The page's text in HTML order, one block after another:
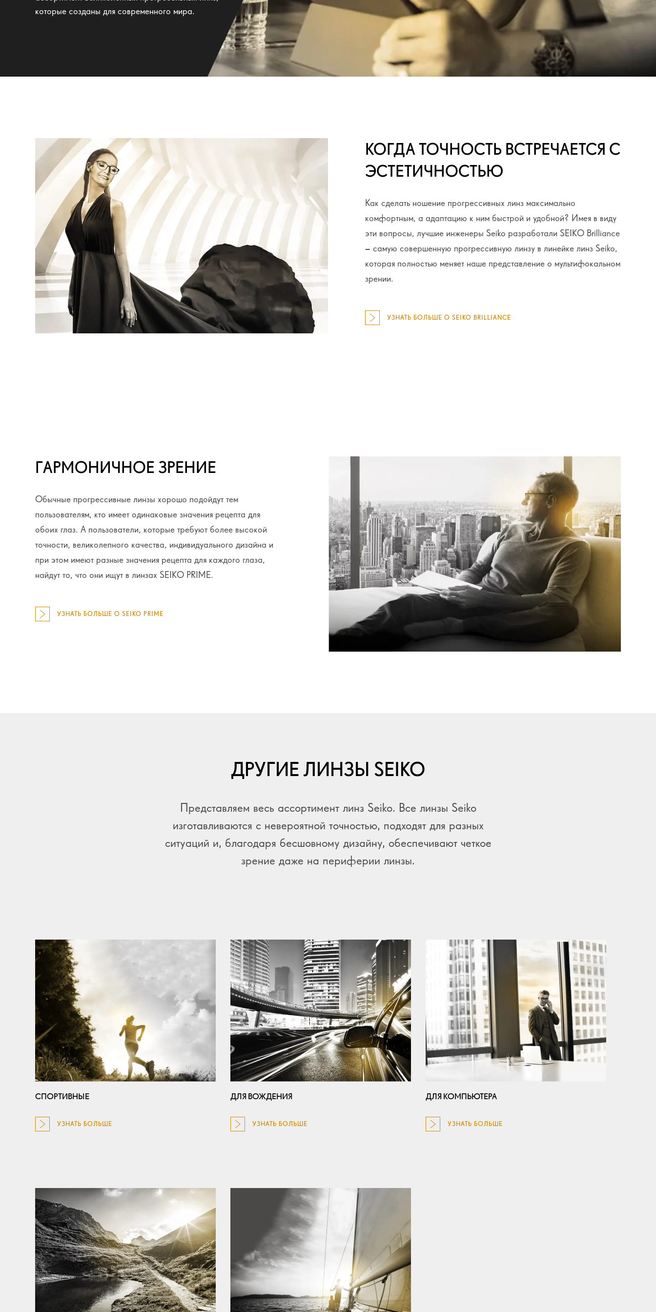
которые созданы для современного мира.
КОГДА ТОЧНОСТЬ ВСТРЕЧАЕТСЯ С
ЭСТЕТИЧНОСТЬЮ
Как сделать ношение прогрессивных линз максимально
комфортным, а адаптацию к ним быстрой и удобной? Имея в виду
эти вопросы, лучшие инженеры Seiko разработали SEIKO Brilliance
– самую совершенную прогрессивную линзу в линейке линз Seiko,
которая полностью меняет наше представление о мультифокальном
зрении.
УЗНАТЬ БОЛЬШЕ О SEIKO BRILLIANCE
ГАРМОНИЧНОЕ ЗРЕНИЕ
Обычные прогрессивные линзы хорошо подойдут тем
пользователям, кто имеет одинаковые значения рецепта для
обоих глаз. А пользователи, которые требуют более высокой
точности, великолепного качества, индивидуального дизайна и
при этом имеют разные значения рецепта для каждого глаза,
найдут то, что они ищут в линзах SEIKO PRIME.
УЗНАТЬ БОЛЬШЕ О SEIKO PRIME
ДРУГИЕ ЛИНЗЫ SEIKO
Представляем весь ассортимент линз Seiko. Все линзы Seiko
изготавливаются с невероятной точностью, подходят для разных
ситуаций и, благодаря бесшовному дизайну, обеспечивают четкое
зрение даже на периферии линзы.
СПОРТИВНЫЕ
УЗНАТЬ БОЛЬШЕ
ДЛЯ ВОЖДЕНИЯ
УЗНАТЬ БОЛЬШЕ
ДЛЯ КОМПЬЮТЕРА
УЗНАТЬ БОЛЬШЕ